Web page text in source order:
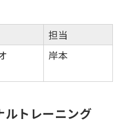
担当
岸本
ルトレーニング